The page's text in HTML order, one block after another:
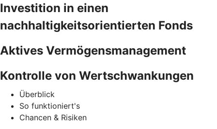
Investition in einen
nachhaltigkeitsorientierten Fonds
Aktives Vermögensmanagement
Kontrolle von Wertschwankungen
Überblick
So funktioniert's
Chancen & Risiken